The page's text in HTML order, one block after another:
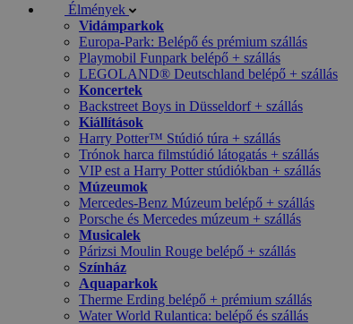
Élmények
Vidámparkok
Europa-Park: Belépő és prémium szállás
Playmobil Funpark belépő + szállás
LEGOLAND® Deutschland belépő + szállás
Koncertek
Backstreet Boys in Düsseldorf + szállás
Kiállítások
Harry Potter™ Stúdió túra + szállás
Trónok harca filmstúdió látogatás + szállás
VIP est a Harry Potter stúdiókban + szállás
Múzeumok
Mercedes-Benz Múzeum belépő + szállás
Porsche és Mercedes múzeum + szállás
Musicalek
Párizsi Moulin Rouge belépő + szállás
Színház
Aquaparkok
Therme Erding belépő + prémium szállás
Water World Rulantica: belépő és szállás